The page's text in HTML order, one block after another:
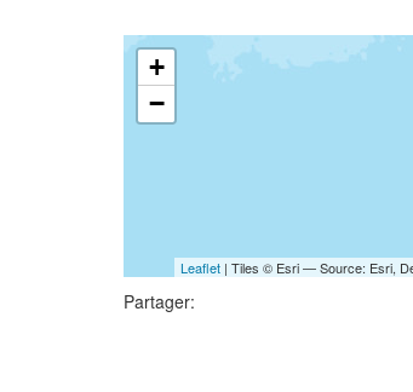
+
−
Leaflet| Tiles © Esri — Source: Esri,
Partager: